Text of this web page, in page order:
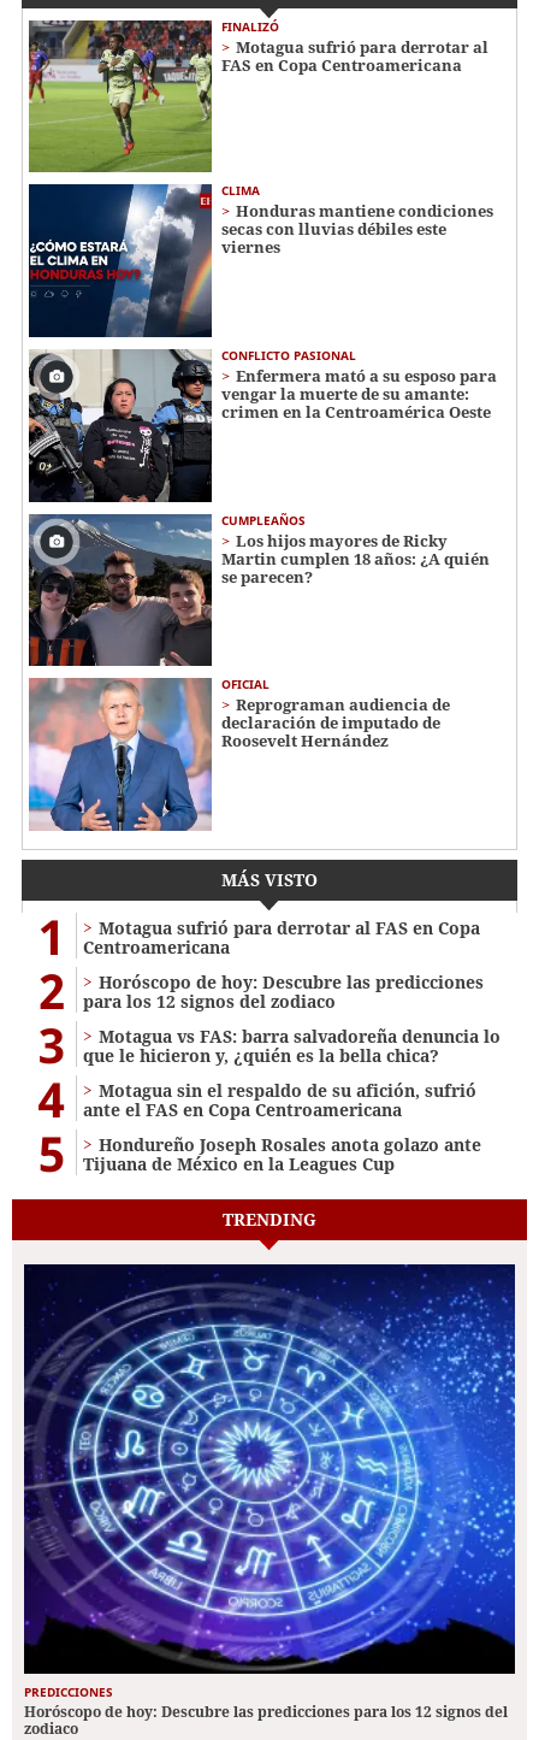
FINALIZÓ
Motagua sufrió para derrotar al
FAS en Copa Centroamericana
CLIMA
Honduras mantiene condiciones
secas con lluvias débiles este
viernes
CONFLICTO PASIONAL
Enfermera mató a su esposo para
vengar la muerte de su amante:
crimen en la Centroamérica Oeste
CUMPLEAÑOS
Los hijos mayores de Ricky
Martin cumplen 18 años: ¿A quién
se parecen?
OFICIAL
Reprograman audiencia de
declaración de imputado de
Roosevelt Hernández
MÁS VISTO
1
Motagua sufrió para derrotar al FAS en Copa
Centroamericana
2
Horóscopo de hoy: Descubre las predicciones
para los 12 signos del zodiaco
3
Motagua vs FAS: barra salvadoreña denuncia lo
que le hicieron y, ¿quién es la bella chica?
4
Motagua sin el respaldo de su afición, sufrió
ante el FAS en Copa Centroamericana
5
Hondureño Joseph Rosales anota golazo ante
Tijuana de México en la Leagues Cup
TRENDING
PREDICCIONES
Horóscopo de hoy: Descubre las predicciones para los 12 signos del
zodiaco